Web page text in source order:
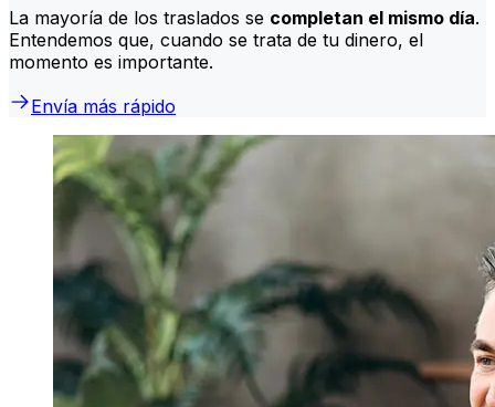
La mayoría de los traslados se completan el mismo día.
Entendemos que, cuando se trata de tu dinero, el
momento es importante.
Envía más rápido